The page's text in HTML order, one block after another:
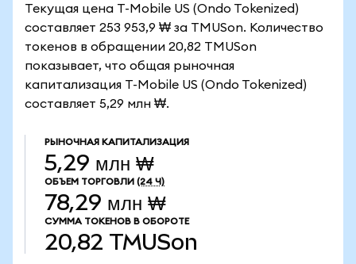
Текущая цена T-Mobile US (Ondo Tokenized)
составляет 253 953,9 ₩ за TMUSon. Количество
токенов в обращении 20,82 TMUSon
показывает, что общая рыночная
капитализация T-Mobile US (Ondo Tokenized)
составляет 5,29 млн ₩.
РЫНОЧНАЯ КАПИТАЛИЗАЦИЯ
5,29 млн ₩
ОБЪЕМ ТОРГОВЛИ (24 Ч)
78,29 млн ₩
СУММА ТОКЕНОВ В ОБОРОТЕ
20,82 TMUSon